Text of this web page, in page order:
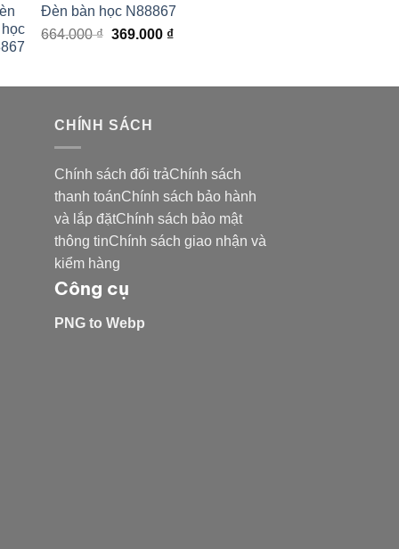
là:
3.125.000 ₫.
Đèn bàn học N88867
664.000₫ Giá
664.000 ₫.
369.000 ₫Giá
là:
CHÍNH SÁCH
Chính sách đổi trảChính sách
thanh toánChính sách bảo hành
và lắp đặtChính sách bảo mật
thông tinChính sách giao nhận và
kiểm hàng
Công cụ
PNG to Webp